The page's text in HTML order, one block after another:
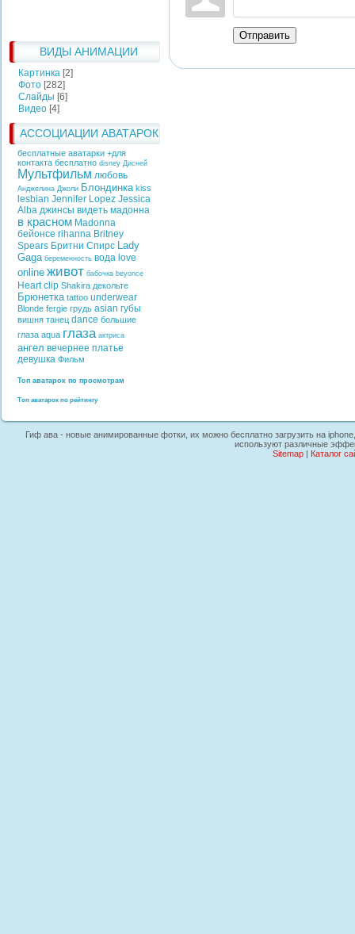
ВИДЫ АНИМАЦИИ
Картинка [2]
Фото [282]
Слайды [6]
Видео [4]
АССОЦИАЦИИ АВАТАРОК
бесплатные аватарки +для
контакта бесплатно disney Дисней
Мультфильм любовь
Анджелина Джоли Блондинка kiss
lesbian Jennifer Lopez Jessica
Alba джинсы видеть мадонна
в красном Madonna
бейонсе rihanna Britney
Spears Бритни Спирс Lady
Gaga беременность вода love
online живот бабочка beyonce
Heart clip Shakira декольте
Брюнетка tattoo underwear
Blonde fergie грудь asian губы
вишня танец dance большие
глаза aqua глаза актриса
ангел вечернее платье
девушка Фильм
Топ аватарок по просмотрам
Топ аватарок по рейтингу
Отправить
Гиф ава - новые анимированные фотки, их можно бесплатно загрузить на
используют различные
Sitemap| Каталог